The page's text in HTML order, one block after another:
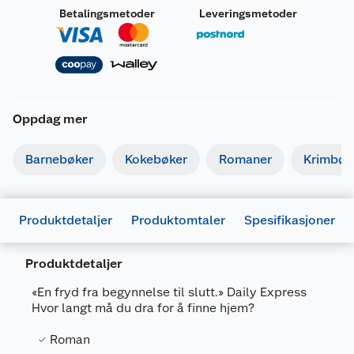
Betalingsmetoder Leveringsmetoder
Oppdag mer
Barnebøker Kokebøker Romaner
Produktdetaljer Produktomtaler Spesifikasjoner
Produktdetaljer
«En fryd fra begynnelse til slutt.» Daily Express
Hvor langt må du dra for å finne hjem?
Roman
Generelt
Artikkelnummer